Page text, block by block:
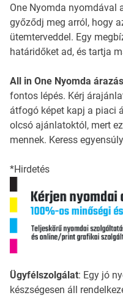
One Nyomda nyomdával
győződj meg arról, hogy
ütemterveddel. Egy
határidőket ad, és tartja
All in One Nyomda
fontos lépés. Kérj
átfogó képet kapj a piaci
olcsó ajánlatoktól, mert
mennek. Keress
*Hirdetés
Ügyfélszolgálat: Egy jó
készségesen áll